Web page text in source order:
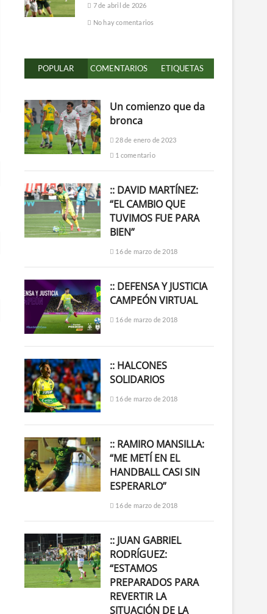
7 de abril de 2026
No hay comentarios
POPULAR COMENTARIOS ETIQUETAS
Un comienzo que da
bronca
28 de enero de 2023
1 comentario
:: DAVID MARTÍNEZ:
“EL CAMBIO QUE
TUVIMOS FUE PARA
BIEN”
16 de marzo de 2018
:: DEFENSA Y JUSTICIA
CAMPEÓN VIRTUAL
16 de marzo de 2018
:: HALCONES
SOLIDARIOS
16 de marzo de 2018
:: RAMIRO MANSILLA:
“ME METÍ EN EL
HANDBALL CASI SIN
ESPERARLO”
16 de marzo de 2018
:: JUAN GABRIEL
RODRÍGUEZ:
“ESTAMOS
PREPARADOS PARA
REVERTIR LA
SITUACIÓN DE LA